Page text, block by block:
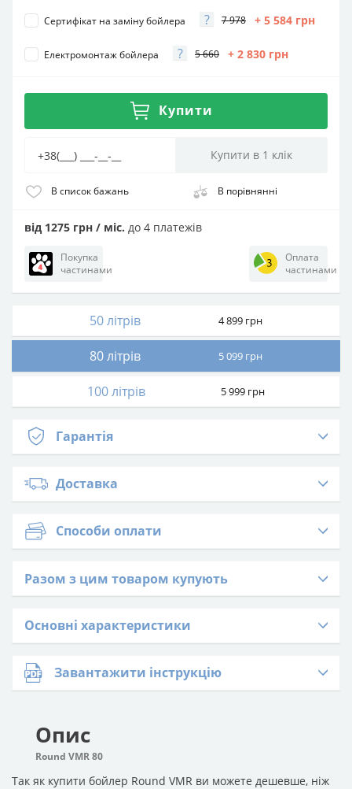
Основні характеристики
Завантажити інструкцію
Сертифікат на заміну бойлера ? 7 978 + 5 584грн
Електромонтаж бойлера ? 5 660 + 2 830грн
Купити
В список бажань В порівнянні
від 1275 грн / міс. до 4 платежів
Покупка
частинами
Оплата
частинами
50 літрів 4 899 грн
80 літрів 5 099 грн
100 літрів 5 999 грн
Гарантія
Доставка
Способи оплати
Разом з цим товаром купують
Опис
Round VMR 80
Так як купити бойлер Round VMR ви можете дешевше, ніж інші